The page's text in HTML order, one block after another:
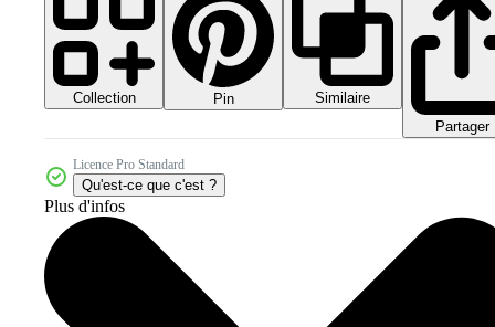
Collection Pin
Similaire
Partager
Licence Pro Standard
Qu'est-ce que c'est ?
Plus d'infos